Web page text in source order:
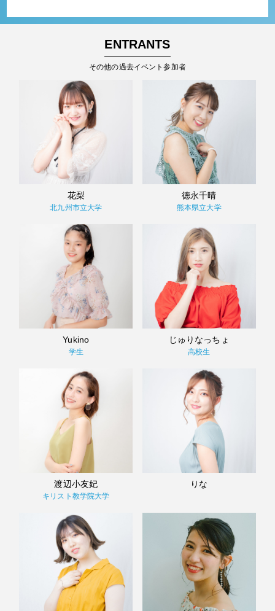
ENTRANTS
その他の過去イベント参加者
花梨
北九州市立大学
徳永千晴
熊本県立大学
Yukino
学生
じゅりなっちょ
高校生
渡辺小友妃
キリスト教学院大学
りな